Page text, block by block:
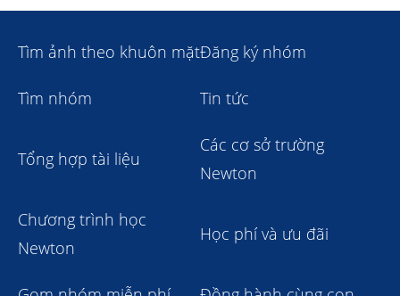
Tìm ảnh theo khuôn mặtĐăng ký nhóm
Tìm nhóm Tin tức
Tổng hợp tài liệu
Các cơ sở trường
Newton
Chương trình học
Newton
Học phí và ưu đãi